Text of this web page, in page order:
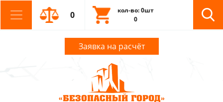
0
кол-во: 0шт
0
Заявка на расчёт